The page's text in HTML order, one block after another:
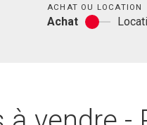
ACHAT OU LOCATION
Achat
Achat